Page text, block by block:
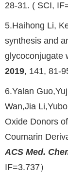
28-31. ( SCI,
5.Haihong Li,
synthesis and
glycoconjugate
2019, 141, 81-
6.Yalan
Wan,Jia
Oxide Donors
Coumarin
ACS Med.
IF=3.737）